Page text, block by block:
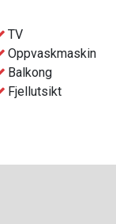
et ekstra tillegg.
TV
Oppvaskmaskin
Balkong
Fjellutsikt